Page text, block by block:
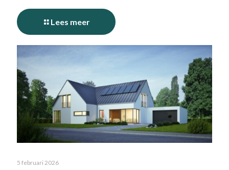
Lees meer
5 februari 2026